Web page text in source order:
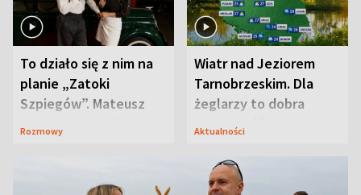
To działo się z nim na
planie „Zatoki
Szpiegów”. Mateusz
Janicki odsłonił
Rozmowy
Wiatr nad Jeziorem
Tarnobrzeskim. Dla
żeglarzy to dobra
wiadomość
Aktualności